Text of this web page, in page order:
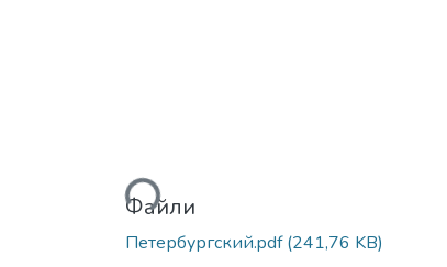
Вантажиться...Файли
Петербургский.pdf(241,76 KB)